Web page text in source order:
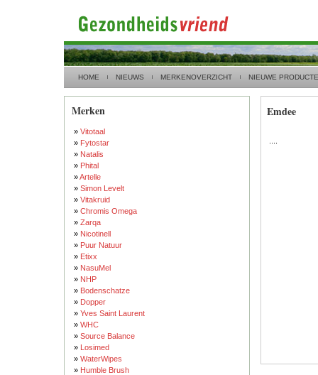
HOME NIEUWS MERKENOVERZICHT NIEUWE
Merken
» Vitotaal
» Fytostar
» Natalis
» Phital
»Artelle
» Simon Levelt
» Vitakruid
» Chromis Omega
» Zarqa
» Nicotinell
» Puur Natuur
» Etixx
» NasuMel
» NHP
» Bodenschatze
» Dopper
» Yves Saint Laurent
» WHC
» Source Balance
» Losimed
» WaterWipes
» Humble Brush
Emdee